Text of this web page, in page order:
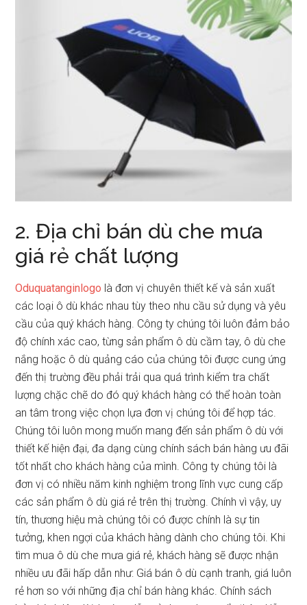
2. Địa chỉ bán dù che mưa
giá rẻ chất lượng
Oduquatanginlogo là đơn vị chuyên thiết kế và sản xuất
các loại ô dù khác nhau tùy theo nhu cầu sử dụng và yêu
cầu của quý khách hàng. Công ty chúng tôi luôn đảm bảo
độ chính xác cao, từng sản phẩm ô dù cầm tay, ô dù che
nắng hoặc ô dù quảng cáo của chúng tôi được cung ứng
đến thị trường đều phải trải qua quá trình kiểm tra chất
lượng chặc chẽ do đó quý khách hàng có thể hoàn toàn
an tâm trong việc chọn lựa đơn vị chúng tôi để hợp tác.
Chúng tôi luôn mong muốn mang đến sản phẩm ô dù với
thiết kế hiện đại, đa dạng cùng chính sách bán hàng ưu đãi
tốt nhất cho khách hàng của mình. Công ty chúng tôi là
đơn vị có nhiều năm kinh nghiệm trong lĩnh vực cung cấp
các sản phẩm ô dù giá rẻ trên thị trường. Chính vì vậy, uy
tín, thương hiệu mà chúng tôi có được chính là sự tin
tưởng, khen ngợi của khách hàng dành cho chúng tôi. Khi
tìm mua ô dù che mưa giá rẻ, khách hàng sẽ được nhận
nhiều ưu đãi hấp dẫn như: Giá bán ô dù cạnh tranh, giá luôn
rẻ hơn so với những địa chỉ bán hàng khác. Chính sách